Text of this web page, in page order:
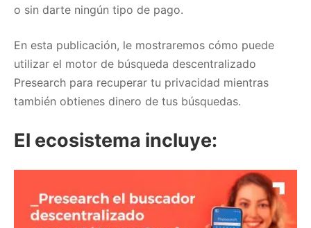
o sin darte ningún tipo de pago.
En esta publicación, le mostraremos cómo puede
utilizar el motor de búsqueda descentralizado
Presearch para recuperar tu privacidad mientras
también obtienes dinero de tus búsquedas.
El ecosistema incluye: